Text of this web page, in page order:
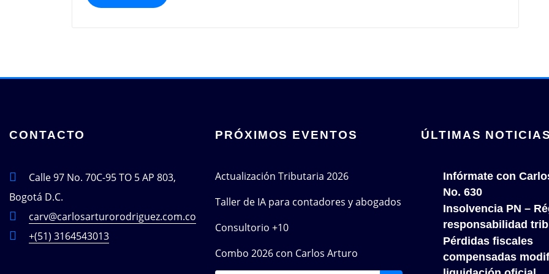
CONTACTO
Calle 97 No. 70C-95 TO 5 AP 803,
Bogotá D.C.
carv@carlosarturorodriguez.com.co
+(51) 3164543013
PRÓXIMOS EVENTOS
Actualización Tributaria 2026
Taller de IA para contadores y abogados
Consultorio +10
Combo 2026 con Carlos Arturo
ÚLTIMAS
Infórmate con
No. 630
Insolvencia PN –
responsabilidad
Pérdidas fiscales
compensadas